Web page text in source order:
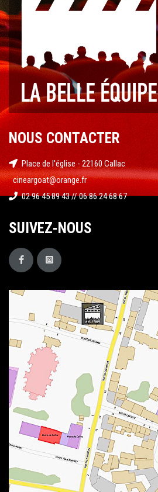
NOUS CONTACTER
Place de l'église - 22160 Callac
cineargoat@orange.fr
02 96 45 89 43 // 06 86 24 68 67
SUIVEZ-NOUS